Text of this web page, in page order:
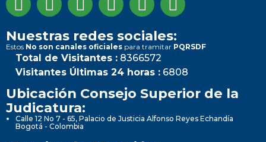
Nuestras redes sociales:
Estos No son canales oficiales para tramitar PQRSDF
Total de Visitantes : 8366572
Visitantes Últimas 24 horas : 6808
Ubicación Consejo Superior de la
Judicatura:
Calle 12 No 7 - 65, Palacio de Justicia Alfonso Reyes Echandía
Bogotá - Colombia